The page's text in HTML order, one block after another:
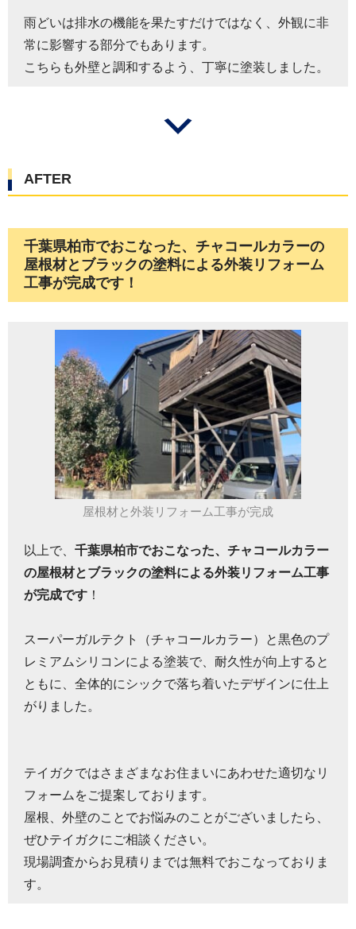
雨どいは排水の機能を果たすだけではなく、外観に非
常に影響する部分でもあります。
こちらも外壁と調和するよう、丁寧に塗装しました。
AFTER
千葉県柏市でおこなった、チャコールカラーの
屋根材とブラックの塗料による外装リフォーム
工事が完成です！
屋根材と外装リフォーム工事が完成
以上で、 千葉県柏市でおこなった、チャコールカラー
の屋根材とブラックの塗料による外装リフォーム工事
が完成です ！
スーパーガルテクト（チャコールカラー）と黒色のプ
レミアムシリコンによる塗装で、耐久性が向上すると
ともに、全体的にシックで落ち着いたデザインに仕上
がりました。
テイガクではさまざまなお住まいにあわせた適切なリ
フォームをご提案しております。
屋根、外壁のことでお悩みのことがございましたら、
ぜひテイガクにご相談ください。
現場調査からお見積りまでは無料でおこなっておりま
す。